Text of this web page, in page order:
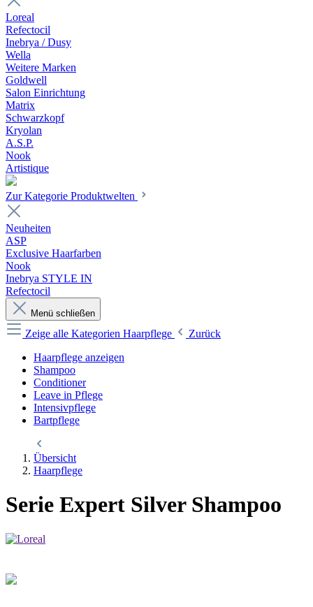
Loreal
Refectocil
Inebrya / Dusy
Wella
Weitere Marken
Goldwell
Salon Einrichtung
Matrix
Schwarzkopf
Kryolan
A.S.P.
Nook
Artistique
Zur Kategorie Produktwelten
Neuheiten
ASP
Exclusive Haarfarben
Nook
Inebrya STYLE IN
Refectocil
Menü schließen
Zeige alle Kategorien Haarpflege
Zurück
Haarpflege anzeigen
Shampoo
Conditioner
Leave in Pflege
Intensivpflege
Bartpflege
Übersicht
Haarpflege
Serie Expert Silver Shampoo